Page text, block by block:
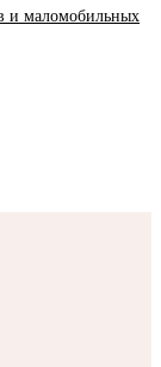
и маломобильных